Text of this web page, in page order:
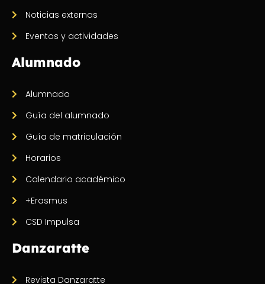
Noticias externas
Eventos y actividades
Alumnado
Alumnado
Guía del alumnado
Guía de matriculación
Horarios
Calendario académico
+Erasmus
CSD Impulsa
Danzaratte
Revista Danzaratte